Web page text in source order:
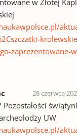
zaprezentowane-
28 czerwca
Pozostałości
UW